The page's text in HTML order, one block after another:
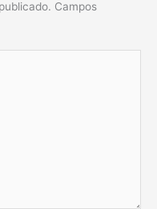
Campos